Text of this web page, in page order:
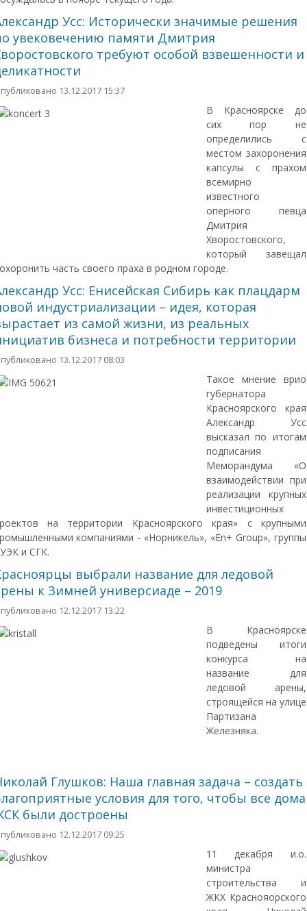
Усс: Исторически значимые решения
увековечению памяти Дмитрия
требуют особой взвешенности и
13.12.2017 15:37
В Красноярске до
сих пор не
определились с
местом захоронения
капсулы с прахом
всемирно
известного
оперного певца
Дмитрия
Хворостовского,
который завещал
часть своего праха в родном городе.
Усс: Енисейская Сибирь как плацдарм
индустриализации – идея, которая
из самой жизни, из реальных
бизнеса и потребности территории
13.12.2017 08:03
Такое мнение врио
губернатора
Красноярского края
Александр Усс
высказал по итогам
подписания
Меморандума «О
взаимодействии при
реализации крупных
инвестиционных
на территории Красноярского края» с крупными
компаниями - «Норникель», «En+ Group», группы
и СГК.
выбрали название для ледовой
к Зимней универсиаде – 2019
12.12.2017 13:22
В Красноярске
подведены итоги
конкурса на
название для
ледовой арены,
строящейся на улице
Партизана
Железняка.
Глушков: Наша главная задача – создать
условия для того, чтобы все дома
были достроены
12.12.2017 09:25
11 декабря и.о.
министра
строительства и
ЖКХ Краснояорского